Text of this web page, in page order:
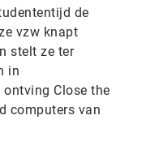
de
vzw knapt
stelt ze ter
in
Close the
computers van